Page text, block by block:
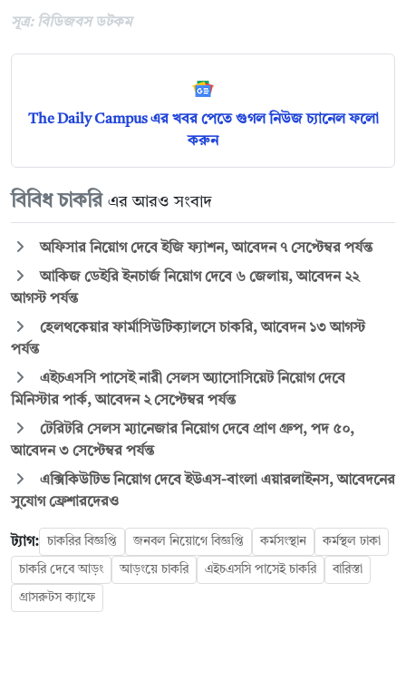
সূত্র: বিডিজবস ডটকম
The Daily Campus এর খবর পেতে গুগল নিউজ চ্যানেল ফলো
করুন
বিবিধ চাকরি এর আরও সংবাদ
অফিসার নিয়োগ দেবে ইজি ফ্যাশন, আবেদন ৭ সেপ্টেম্বর পর্যন্ত
আকিজ ডেইরি ইনচার্জ নিয়োগ দেবে ৬ জেলায়, আবেদন ২২
আগস্ট পর্যন্ত
হেলথকেয়ার ফার্মাসিউটিক্যালসে চাকরি, আবেদন ১৩ আগস্ট
পর্যন্ত
এইচএসসি পাসেই নারী সেলস অ্যাসোসিয়েট নিয়োগ দেবে
মিনিস্টার পার্ক, আবেদন ২ সেপ্টেম্বর পর্যন্ত
টেরিটরি সেলস ম্যানেজার নিয়োগ দেবে প্রাণ গ্রুপ, পদ ৫০,
আবেদন ৩ সেপ্টেম্বর পর্যন্ত
এক্সিকিউটিভ নিয়োগ দেবে ইউএস-বাংলা এয়ারলাইনস, আবেদনের
সুযোগ ফ্রেশারদেরও
ট্যাগ: চাকরির বিজ্ঞপ্তি জনবল নিয়োগে বিজ্ঞপ্তি কর্মসংস্থান কর্মস্থল ঢাকা
চাকরি দেবে আড়ং আড়ংয়ে চাকরি এইচএসসি পাসেই চাকরি বারিস্তা
গ্রাসরুটস ক্যাফে